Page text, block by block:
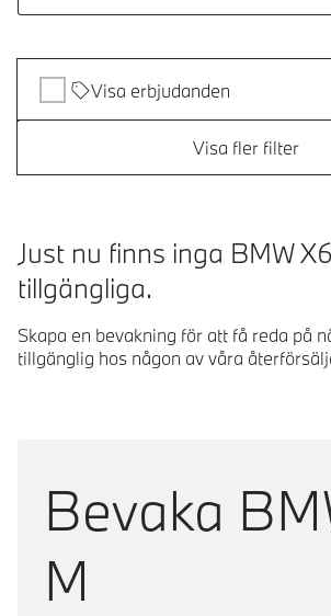
Visa erbjudanden
Visa fler filter
Just nu finns inga BMW
tillgängliga.
Skapa en bevakning för att få reda på
tillgänglig hos någon av våra
Bevaka
M